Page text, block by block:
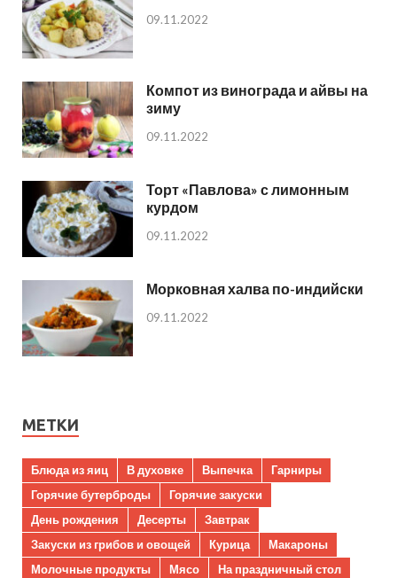
09.11.2022
Компот из винограда и айвы на
зиму
09.11.2022
Торт «Павлова» с лимонным
курдом
09.11.2022
Морковная халва по-индийски
09.11.2022
МЕТКИ
Блюда из яиц В духовке Выпечка
Гарниры
Горячие бутерброды
Горячие закуски
День рождения
Десерты
Завтрак
Закуски из грибов и овощей
Курица
Макароны
Молочные продукты
Мясо
На праздничный стол